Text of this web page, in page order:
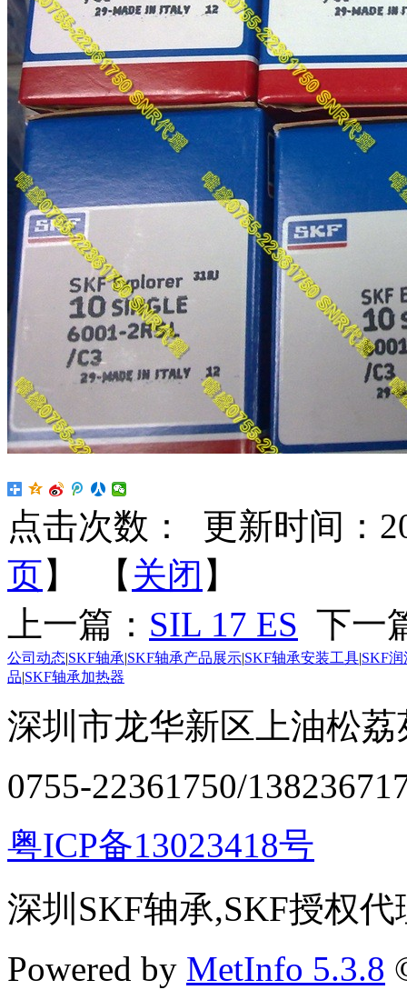
点击次数：
更新时间：
页】 【 关闭 】
上一篇： SIL 17 ES 下一
公司动态 SKF轴承 SKF轴承产品展示 SKF轴承安装工具 SKF
品 SKF轴承加热器
深圳市龙华新区上油松
0755-22361750/
粤ICP备13023418号
深圳SKF轴承,SKF授权
Powered by MetInfo 5.3.8